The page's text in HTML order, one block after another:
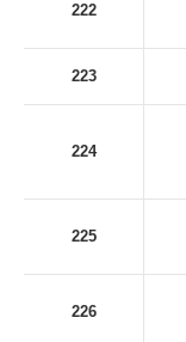
222
223
224
225
226